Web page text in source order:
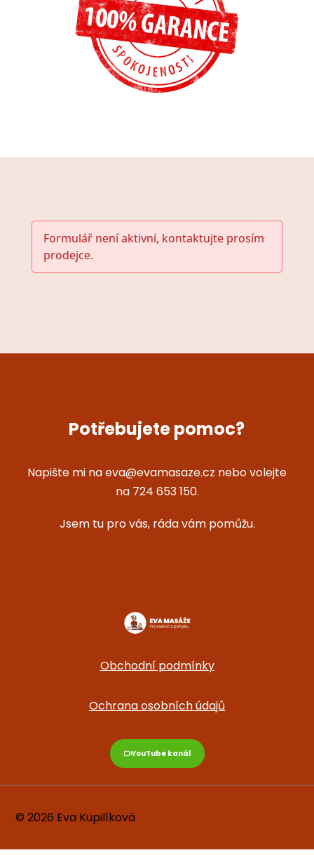
Formulář není aktivní, kontaktujte prosím
prodejce.
Potřebujete pomoc?
Napište mi na eva@evamasaze.cz nebo volejte
na 724 653 150.
Jsem tu pro vás, ráda vám pomůžu.
Obchodní podmínky
Ochrana osobních údajů
YouTube kanál
© 2026 Eva Kupilíková